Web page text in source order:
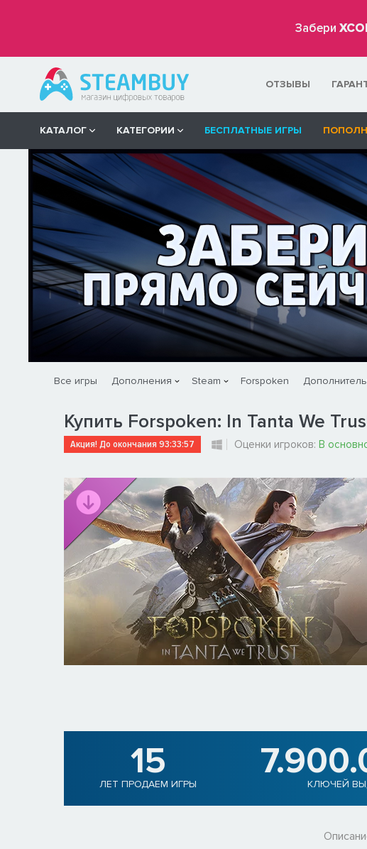
Забери
ОТЗЫВЫ
КАТАЛОГ КАТЕГОРИИ БЕСПЛАТНЫЕ ИГРЫ
Все игры Дополнения Steam Forspoken
Купить Forspoken: In Tanta We
Акция! До окончания93:33:56 Оценки игроков: В
15
ЛЕТ ПРОДАЕМ ИГРЫ КЛЮЧЕЙ